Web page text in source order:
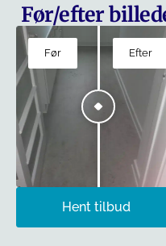
Før/efter
Før Efter
Hent tilbud